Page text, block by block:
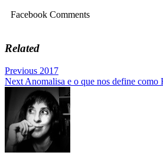
Facebook Comments
Related
Navegação
de
artigos
Previous 2017
Next Anomalisa e o que nos define como